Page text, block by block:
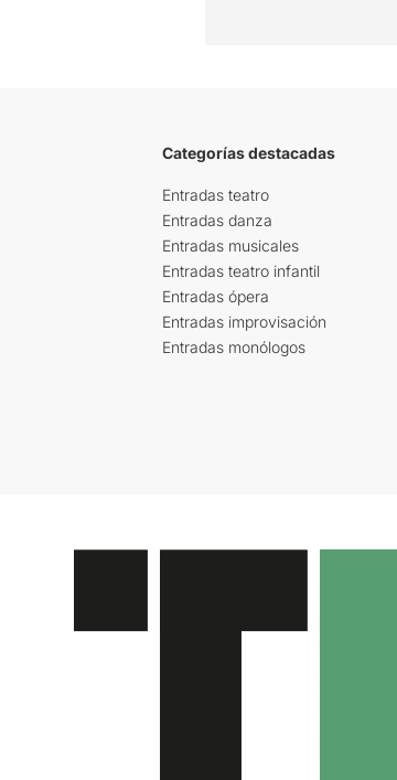
Categorías destacadas
Entradas teatro
Entradas danza
Entradas musicales
Entradas teatro infantil
Entradas ópera
Entradas improvisación
Entradas monólogos